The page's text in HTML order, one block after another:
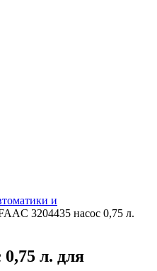
и
3204435 насос 0,75 л.
0,75 л. для